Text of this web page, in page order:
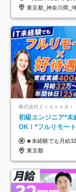
型自由
東京都_神奈川県_埼玉県_千葉県_大阪府_愛知県_北海道_青森県_岩手県_宮城県_秋田県_山形県_福島県_茨城県_栃木県_群馬県_新潟県_山梨県_長野県_富山県_石川県_福井県_静岡県_岐阜県_三重県_兵庫県_京都府_滋賀県_奈良県_和歌山県_広島県_岡山県_鳥取県_島根県_山口県_徳島県_香川県_愛媛県_高知県_福岡県_熊本県_佐賀県_長崎県_大分県_宮崎県_鹿
株式会社Ｃｒａｎｅ＆Ｉ
初級エンジニア*未
OK！*フルリモー
32万～*残業月
研修*資格取得率100
★未経験でも月給32万円スタート★ 月収32万円～35万円＋各種手当（資格手当だけで毎月15万の上乗せ実績あり！） ★資格手当豊富！1資格につき最大3万円支給 ★功績手当の導入で、毎月のお給与に上乗せで最大10万円支給している社員も！ ★1回の昇級で年収数十万UPも可 ★ゆくゆくは年収1000万以上も目指せる 年俸384万円～1,162万8,000円（12分割） ※経験・スキルを考慮の上決定します ※上記金額には固定残業代（月30h分・60,800円～66,500円）を含みます ※超過分は別途全額支給します ※試用期間2ヶ月間あり（その他待遇に差異はありません）
東京都